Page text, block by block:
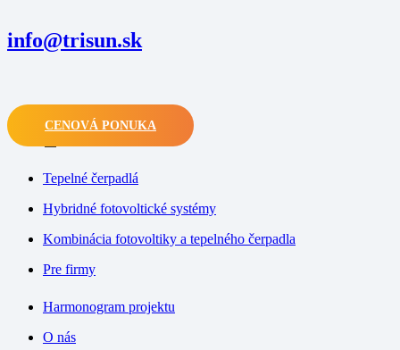
info@trisun.sk
CENOVÁ PONUKA
Tepelné čerpadlá
Hybridné fotovoltické systémy
Kombinácia fotovoltiky a tepelného čerpadla
Pre firmy
Harmonogram projektu
O nás